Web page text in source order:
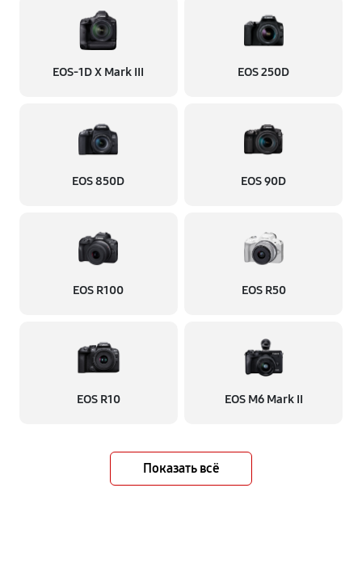
EOS‑1D X Mark III EOS 250D
EOS 850D EOS 90D
EOS R100 EOS R50
EOS R10 EOS M6 Mark II
Показать всё